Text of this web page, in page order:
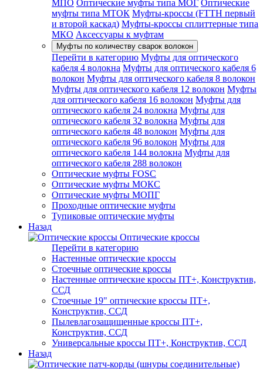
МПО Оптические муфты типа МОГ Оптические
муфты типа МТОК Муфты-кроссы (FTTH первый
и второй каскад) Муфты-кроссы сплиттерные типа
МКО Аксессуары к муфтам
Муфты по количеству сварок волокон
Перейти в категорию Муфты для оптического
кабеля 4 волокна Муфты для оптического кабеля 6
волокон Муфты для оптического кабеля 8 волокон
Муфты для оптического кабеля 12 волокон Муфты
для оптического кабеля 16 волокон Муфты для
оптического кабеля 24 волокна Муфты для
оптического кабеля 32 волокна Муфты для
оптического кабеля 48 волокон Муфты для
оптического кабеля 96 волокон Муфты для
оптического кабеля 144 волокна Муфты для
оптического кабеля 288 волокон
Оптические муфты FOSC
Оптические муфты МОКС
Оптические муфты МОПГ
Проходные оптические муфты
Тупиковые оптические муфты
Назад
Оптические кроссы
Перейти в категорию
Настенные оптические кроссы
Стоечные оптические кроссы
Настенные оптические кроссы ПТ+, Конструктив,
ССД
Стоечные 19" оптические кроссы ПТ+,
Конструктив, ССД
Пылевлагозащищенные кроссы ПТ+,
Конструктив, ССД
Универсальные кроссы ПТ+, Конструктив, ССД
Назад